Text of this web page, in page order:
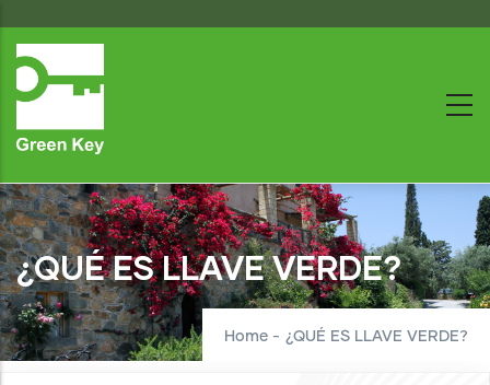
to
main
¿QUÉ ES LLAVE VERDE?
Home - ¿QUÉ ES LLAVE VERDE?